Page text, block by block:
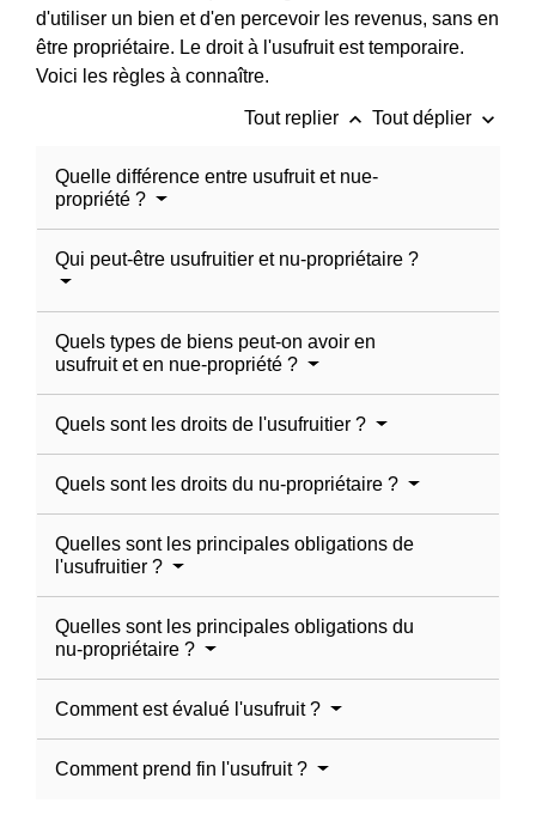
d'utiliser un bien et d'en percevoir les revenus, sans en
être propriétaire. Le droit à l'usufruit est temporaire.
Voici les règles à connaître.
Tout replier keyboard_arrow_up Tout déplier keyboard_arrow_down
Quelle différence entre usufruit et nue-
propriété ?
Qui peut-être usufruitier et nu-propriétaire ?
Quels types de biens peut-on avoir en
usufruit et en nue-propriété ?
Quels sont les droits de l'usufruitier ?
Quels sont les droits du nu-propriétaire ?
Quelles sont les principales obligations de
l'usufruitier ?
Quelles sont les principales obligations du
nu-propriétaire ?
Comment est évalué l'usufruit ?
Comment prend fin l'usufruit ?